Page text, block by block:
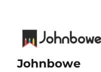
Johnbowe